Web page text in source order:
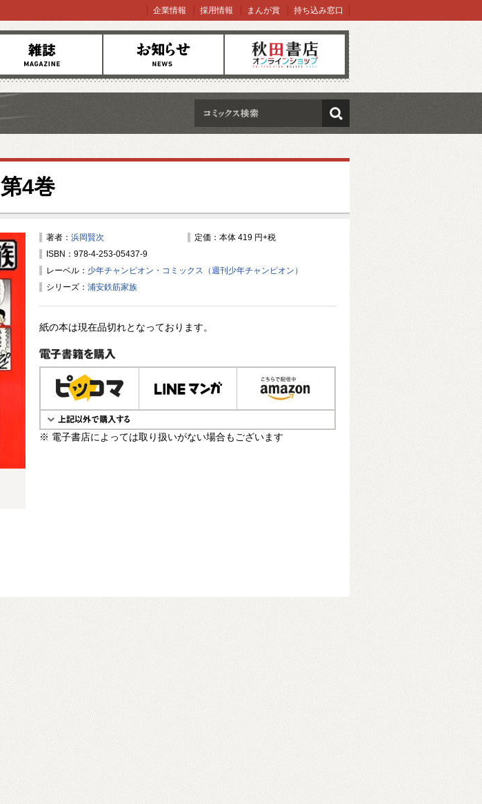
お知らせ オンラインショップ
企業情報 採用情報 まんが賞 持ち込み窓口
検索
第4巻
著者： 浜岡賢次
定価：本体 419 円+税
ISBN：978-4-253-05437-9
レーベル： 少年チャンピオン・コミックス（週刊少年チャンピオン）
シリーズ： 浦安鉄筋家族
紙の本は現在品切れとなっております。
電子書籍で購入
※ 電子書店によっては取り扱いがない場合もございます